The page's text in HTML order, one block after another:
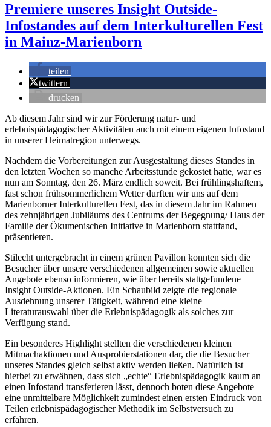
Premiere unseres Insight Outside-
Infostandes auf dem Interkulturellen Fest
in Mainz-Marienborn
teilen
twittern
drucken
Ab diesem Jahr sind wir zur Förderung natur- und
erlebnispädagogischer Aktivitäten auch mit einem eigenen Infostand
in unserer Heimatregion unterwegs.
Nachdem die Vorbereitungen zur Ausgestaltung dieses Standes in
den letzten Wochen so manche Arbeitsstunde gekostet hatte, war es
nun am Sonntag, den 26. März endlich soweit. Bei frühlingshaftem,
fast schon frühsommerlichem Wetter durften wir uns auf dem
Marienborner Interkulturellen Fest, das in diesem Jahr im Rahmen
des zehnjährigen Jubiläums des Centrums der Begegnung/ Haus der
Familie der Ökumenischen Initiative in Marienborn stattfand,
präsentieren.
Stilecht untergebracht in einem grünen Pavillon konnten sich die
Besucher über unsere verschiedenen allgemeinen sowie aktuellen
Angebote ebenso informieren, wie über bereits stattgefundene
Insight Outside-Aktionen. Ein Schaubild zeigte die regionale
Ausdehnung unserer Tätigkeit, während eine kleine
Literaturauswahl über die Erlebnispädagogik als solches zur
Verfügung stand.
Ein besonderes Highlight stellten die verschiedenen kleinen
Mitmachaktionen und Ausprobierstationen dar, die die Besucher
unseres Standes gleich selbst aktiv werden ließen. Natürlich ist
hierbei zu erwähnen, dass sich „echte“ Erlebnispädagogik kaum an
einen Infostand transferieren lässt, dennoch boten diese Angebote
eine unmittelbare Möglichkeit zumindest einen ersten Eindruck von
Teilen erlebnispädagogischer Methodik im Selbstversuch zu
erfahren.